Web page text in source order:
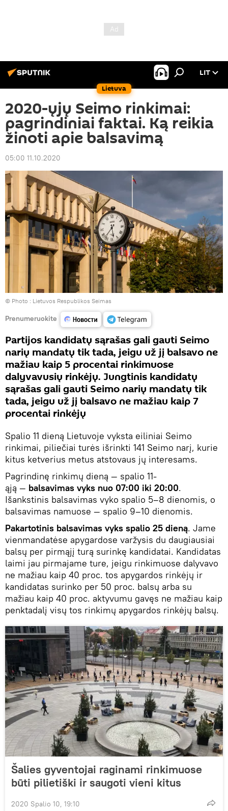
Lietuva
LIT
2020-ųjų Seimo rinkimai:
pagrindiniai faktai. Ką reikia
žinoti apie balsavimą
05:00 11.10.2020
© Photo : Lietuvos Respublikos Seimas
Prenumeruokite
Partijos kandidatų sąrašas gali gauti Seimo
narių mandatų tik tada, jeigu už jį balsavo ne
mažiau kaip 5 procentai rinkimuose
dalyvavusių rinkėjų. Jungtinis kandidatų
sąrašas gali gauti Seimo narių mandatų tik
tada, jeigu už jį balsavo ne mažiau kaip 7
procentai rinkėjų
Spalio 11 dieną Lietuvoje vyksta eiliniai Seimo
rinkimai, piliečiai turės išrinkti 141 Seimo narį, kurie
kitus ketverius metus atstovaus jų interesams.
Pagrindinę rinkimų dieną — spalio 11-
ąją — balsavimas vyks nuo 07:00 iki 20:00.
Išankstinis balsavimas vyko spalio 5–8 dienomis, o
balsavimas namuose — spalio 9–10 dienomis.
Pakartotinis balsavimas vyks spalio 25 dieną. Jame
vienmandatėse apygardose varžysis du daugiausiai
balsų per pirmąjį turą surinkę kandidatai. Kandidatas
laimi jau pirmajame ture, jeigu rinkimuose dalyvavo
ne mažiau kaip 40 proc. tos apygardos rinkėjų ir
kandidatas surinko per 50 proc. balsų arba su
mažiau kaip 40 proc. aktyvumu gavęs ne mažiau kaip
penktadalį visų tos rinkimų apygardos rinkėjų balsų.
Šalies gyventojai raginami rinkimuose
būti pilietiški ir saugoti vieni kitus
2020 Spalio 10, 19:10